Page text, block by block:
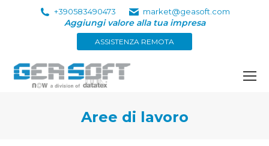
+390583490473 market@geasoft.com
Aggiungi valore alla tua impresa
ASSISTENZA REMOTA
Aree di lavoro